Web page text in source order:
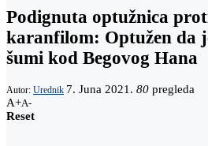
Podignuta optužnica
karanfilom: Optužen da
šumi kod Begovog Hana
Autor: Urednik 7. Juna 2021. 80 pregleda
A+A-
Reset